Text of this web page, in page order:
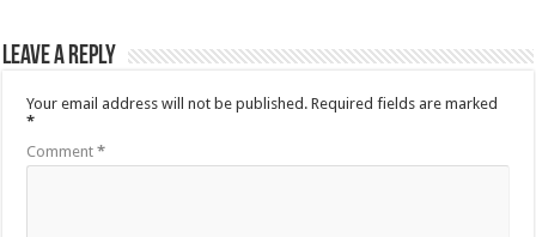
Leave a Reply
Your email address will not be published. Required fields are marked
*
Comment*